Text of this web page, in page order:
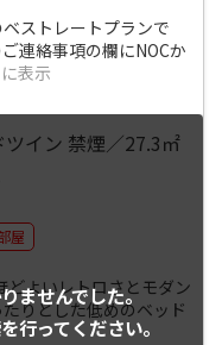
ストレートプランで
連絡事項の欄にNOCか
表示
ませんでした。
行ってください。
ツイン 禁煙／27.3㎡
屋
どよいレトロさとモダン
りとした低めのベッド